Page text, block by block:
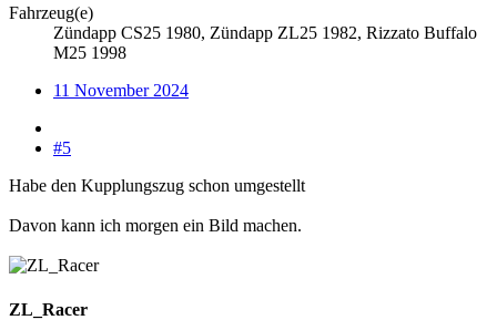
Fahrzeug(e)
Zündapp CS25 1980, Zündapp ZL25 1982, Rizzato Buffalo
M25 1998
11 November 2024
#5
Habe den Kupplungszug schon umgestellt
Davon kann ich morgen ein Bild machen.
ZL_Racer